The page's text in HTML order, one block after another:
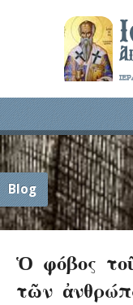
Blog
Ὁ φόβος
τῶν